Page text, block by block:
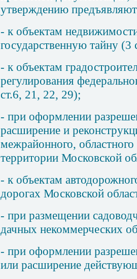
утверждению
- к объектам
государственную тайну (3
- к объектам
регулирования
ст.6, 21 , 22, 29);
- при оформлении
расширение и
межрайонного,
территории Московской
- к объектам
дорогах Московской
- при размещении
дачных некоммерческих
- при оформлении
или расширение